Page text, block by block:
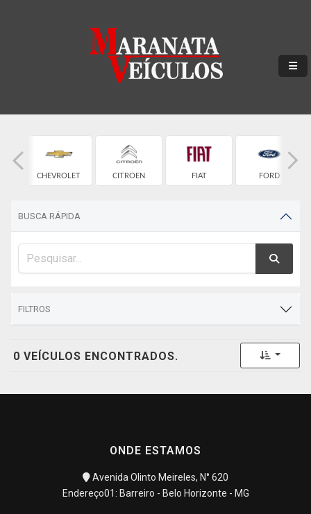
CHEVROLET CITROEN FIAT FORD
BUSCA RÁPIDA
FILTROS
0 VEÍCULOS ENCONTRADOS. Toggle
ONDE ESTAMOS
Avenida Olinto Meireles, N° 620
Endereço01: Barreiro - Belo Horizonte - MG